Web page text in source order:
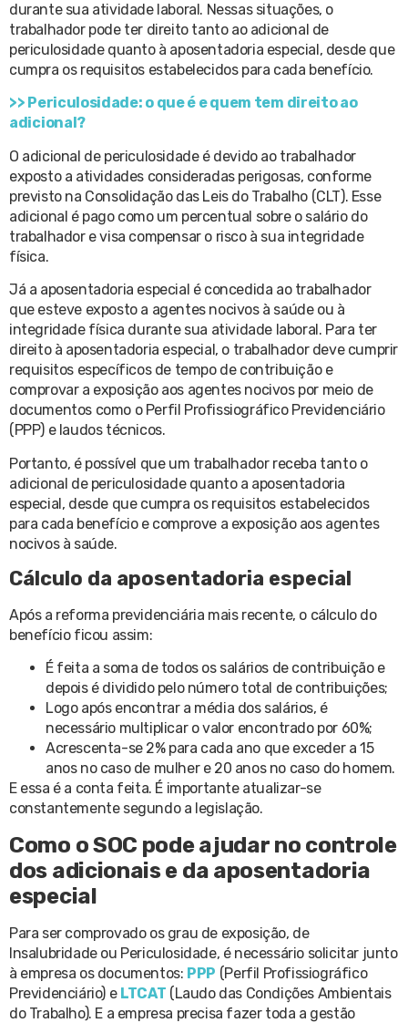
durante sua atividade laboral. Nessas situações, o
trabalhador pode ter direito tanto ao adicional de
periculosidade quanto à aposentadoria especial, desde que
cumpra os requisitos estabelecidos para cada benefício.
>> Periculosidade: o que é e quem tem direito ao
adicional?
O adicional de periculosidade é devido ao trabalhador
exposto a atividades consideradas perigosas, conforme
previsto na Consolidação das Leis do Trabalho (CLT). Esse
adicional é pago como um percentual sobre o salário do
trabalhador e visa compensar o risco à sua integridade
física.
Já a aposentadoria especial é concedida ao trabalhador
que esteve exposto a agentes nocivos à saúde ou à
integridade física durante sua atividade laboral. Para ter
direito à aposentadoria especial, o trabalhador deve cumprir
requisitos específicos de tempo de contribuição e
comprovar a exposição aos agentes nocivos por meio de
documentos como o Perfil Profissiográfico Previdenciário
(PPP) e laudos técnicos.
Portanto, é possível que um trabalhador receba tanto o
adicional de periculosidade quanto a aposentadoria
especial, desde que cumpra os requisitos estabelecidos
para cada benefício e comprove a exposição aos agentes
nocivos à saúde.
Cálculo da aposentadoria especial
Após a reforma previdenciária mais recente, o cálculo do
benefício ficou assim:
É feita a soma de todos os salários de contribuição e
depois é dividido pelo número total de contribuições;
Logo após encontrar a média dos salários, é
necessário multiplicar o valor encontrado por 60%;
Acrescenta-se 2% para cada ano que exceder a 15
anos no caso de mulher e 20 anos no caso do homem.
E essa é a conta feita. É importante atualizar-se
constantemente segundo a legislação.
Como o SOC pode ajudar no controle
dos adicionais e da aposentadoria
especial
Para ser comprovado os grau de exposição, de
Insalubridade ou Periculosidade, é necessário solicitar junto
à empresa os documentos: PPP (Perfil Profissiográfico
Previdenciário) e LTCAT (Laudo das Condições Ambientais
do Trabalho). E a empresa precisa fazer toda a gestão